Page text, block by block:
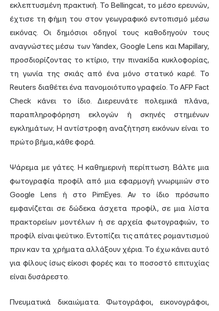
εκλεπτυσμένη πρακτική. Το Bellingcat, το μέσο ερευνών,
έχτισε τη φήμη του στον γεωγραφικό εντοπισμό μέσω
εικόνας. Οι δημόσιοι οδηγοί τους καθοδηγούν τους
αναγνώστες μέσω των Yandex, Google Lens και Mapillary,
προσδιορίζοντας το κτίριο, την πινακίδα κυκλοφορίας,
τη γωνία της σκιάς από ένα μόνο στατικό καρέ. Το
Reuters διαθέτει ένα πανομοιότυπο γραφείο. Το AFP Fact
Check κάνει το ίδιο. Διερευνάτε πολεμικά πλάνα,
παραπληροφόρηση εκλογών ή σκηνές στημένων
εγκλημάτων; Η αντίστροφη αναζήτηση εικόνων είναι το
πρώτο βήμα, κάθε φορά.
Ψάρεμα με γάτες. Η καθημερινή περίπτωση. Βάλτε μια
φωτογραφία προφίλ από μια εφαρμογή γνωριμιών στο
Google Lens ή στο PimEyes. Αν το ίδιο πρόσωπο
εμφανίζεται σε δώδεκα άσχετα προφίλ, σε μια λίστα
πρακτορείων μοντέλων ή σε αρχεία φωτογραφιών, το
προφίλ είναι ψεύτικο. Εντοπίζει τις απάτες ρομαντισμού
πριν καν τα χρήματα αλλάξουν χέρια. Το έχω κάνει αυτό
για φίλους ίσως είκοσι φορές και το ποσοστό επιτυχίας
είναι δυσάρεστο.
Πνευματικά δικαιώματα. Φωτογράφοι, εικονογράφοι,